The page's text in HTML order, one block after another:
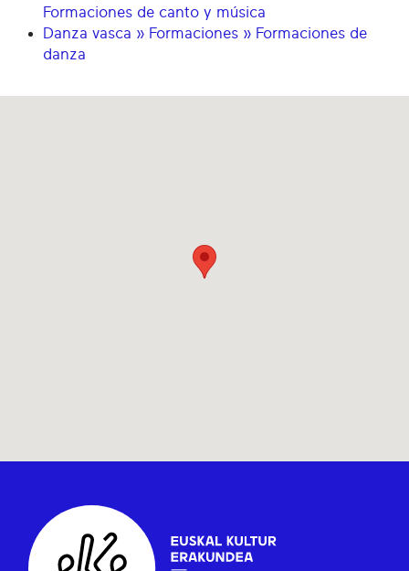
Formaciones de canto y música
Danza vasca » Formaciones » Formaciones de
danza